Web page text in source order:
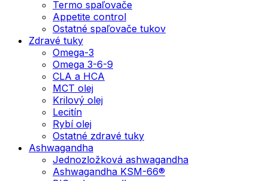
Termo spaľovače
Appetite control
Ostatné spaľovače tukov
Zdravé tuky
Omega-3
Omega 3-6-9
CLA a HCA
MCT olej
Krilový olej
Lecitín
Rybí olej
Ostatné zdravé tuky
Ashwagandha
Jednozložková ashwagandha
Ashwagandha KSM-66®